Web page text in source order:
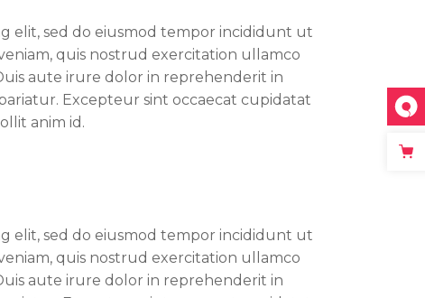
elit, sed do eiusmod tempor incididunt ut
quis nostrud exercitation ullamco
aute irure dolor in reprehenderit in
Excepteur sint occaecat cupidatat
anim id.
elit, sed do eiusmod tempor incididunt ut
quis nostrud exercitation ullamco
aute irure dolor in reprehenderit in